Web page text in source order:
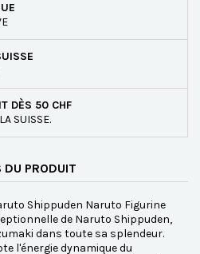
DÈS 50 CHF
SUISSE.
DU PRODUIT
Shippuden Naruto Figurine
de Naruto Shippuden,
dans toute sa splendeur.
l'énergie dynamique du